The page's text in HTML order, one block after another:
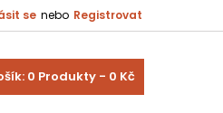
se nebo Registrovat
0 Produkty - 0 Kč